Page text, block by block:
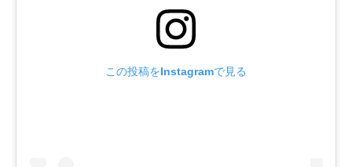
この投稿をInstagramで見る